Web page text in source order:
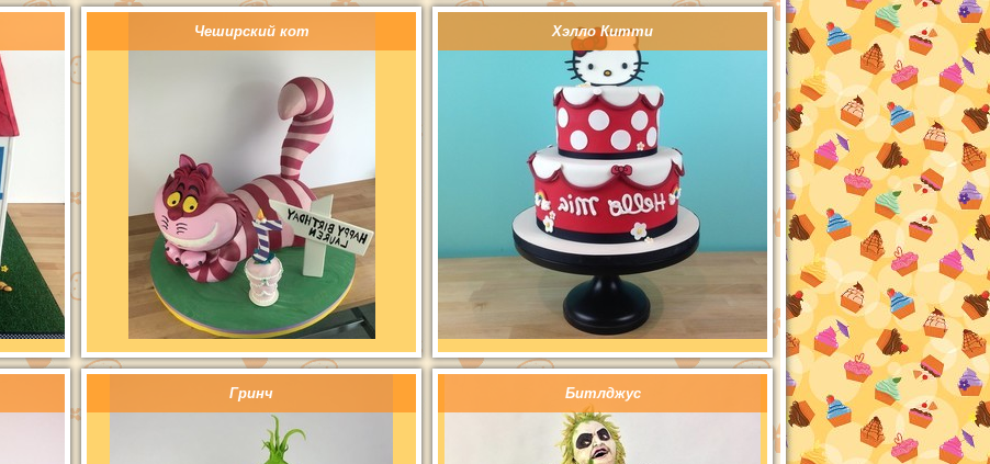
Чеширский кот Хэлло Китти
Гринч Битлджус